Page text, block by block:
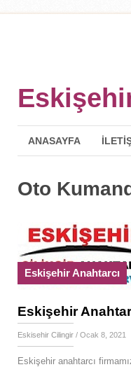
ANASAYFA
Oto
Eskişehir Anahtarcı
Eskişehir
Eskisehir Cilingir / Ocak 8, 2021
Eskişehir anahtarcı